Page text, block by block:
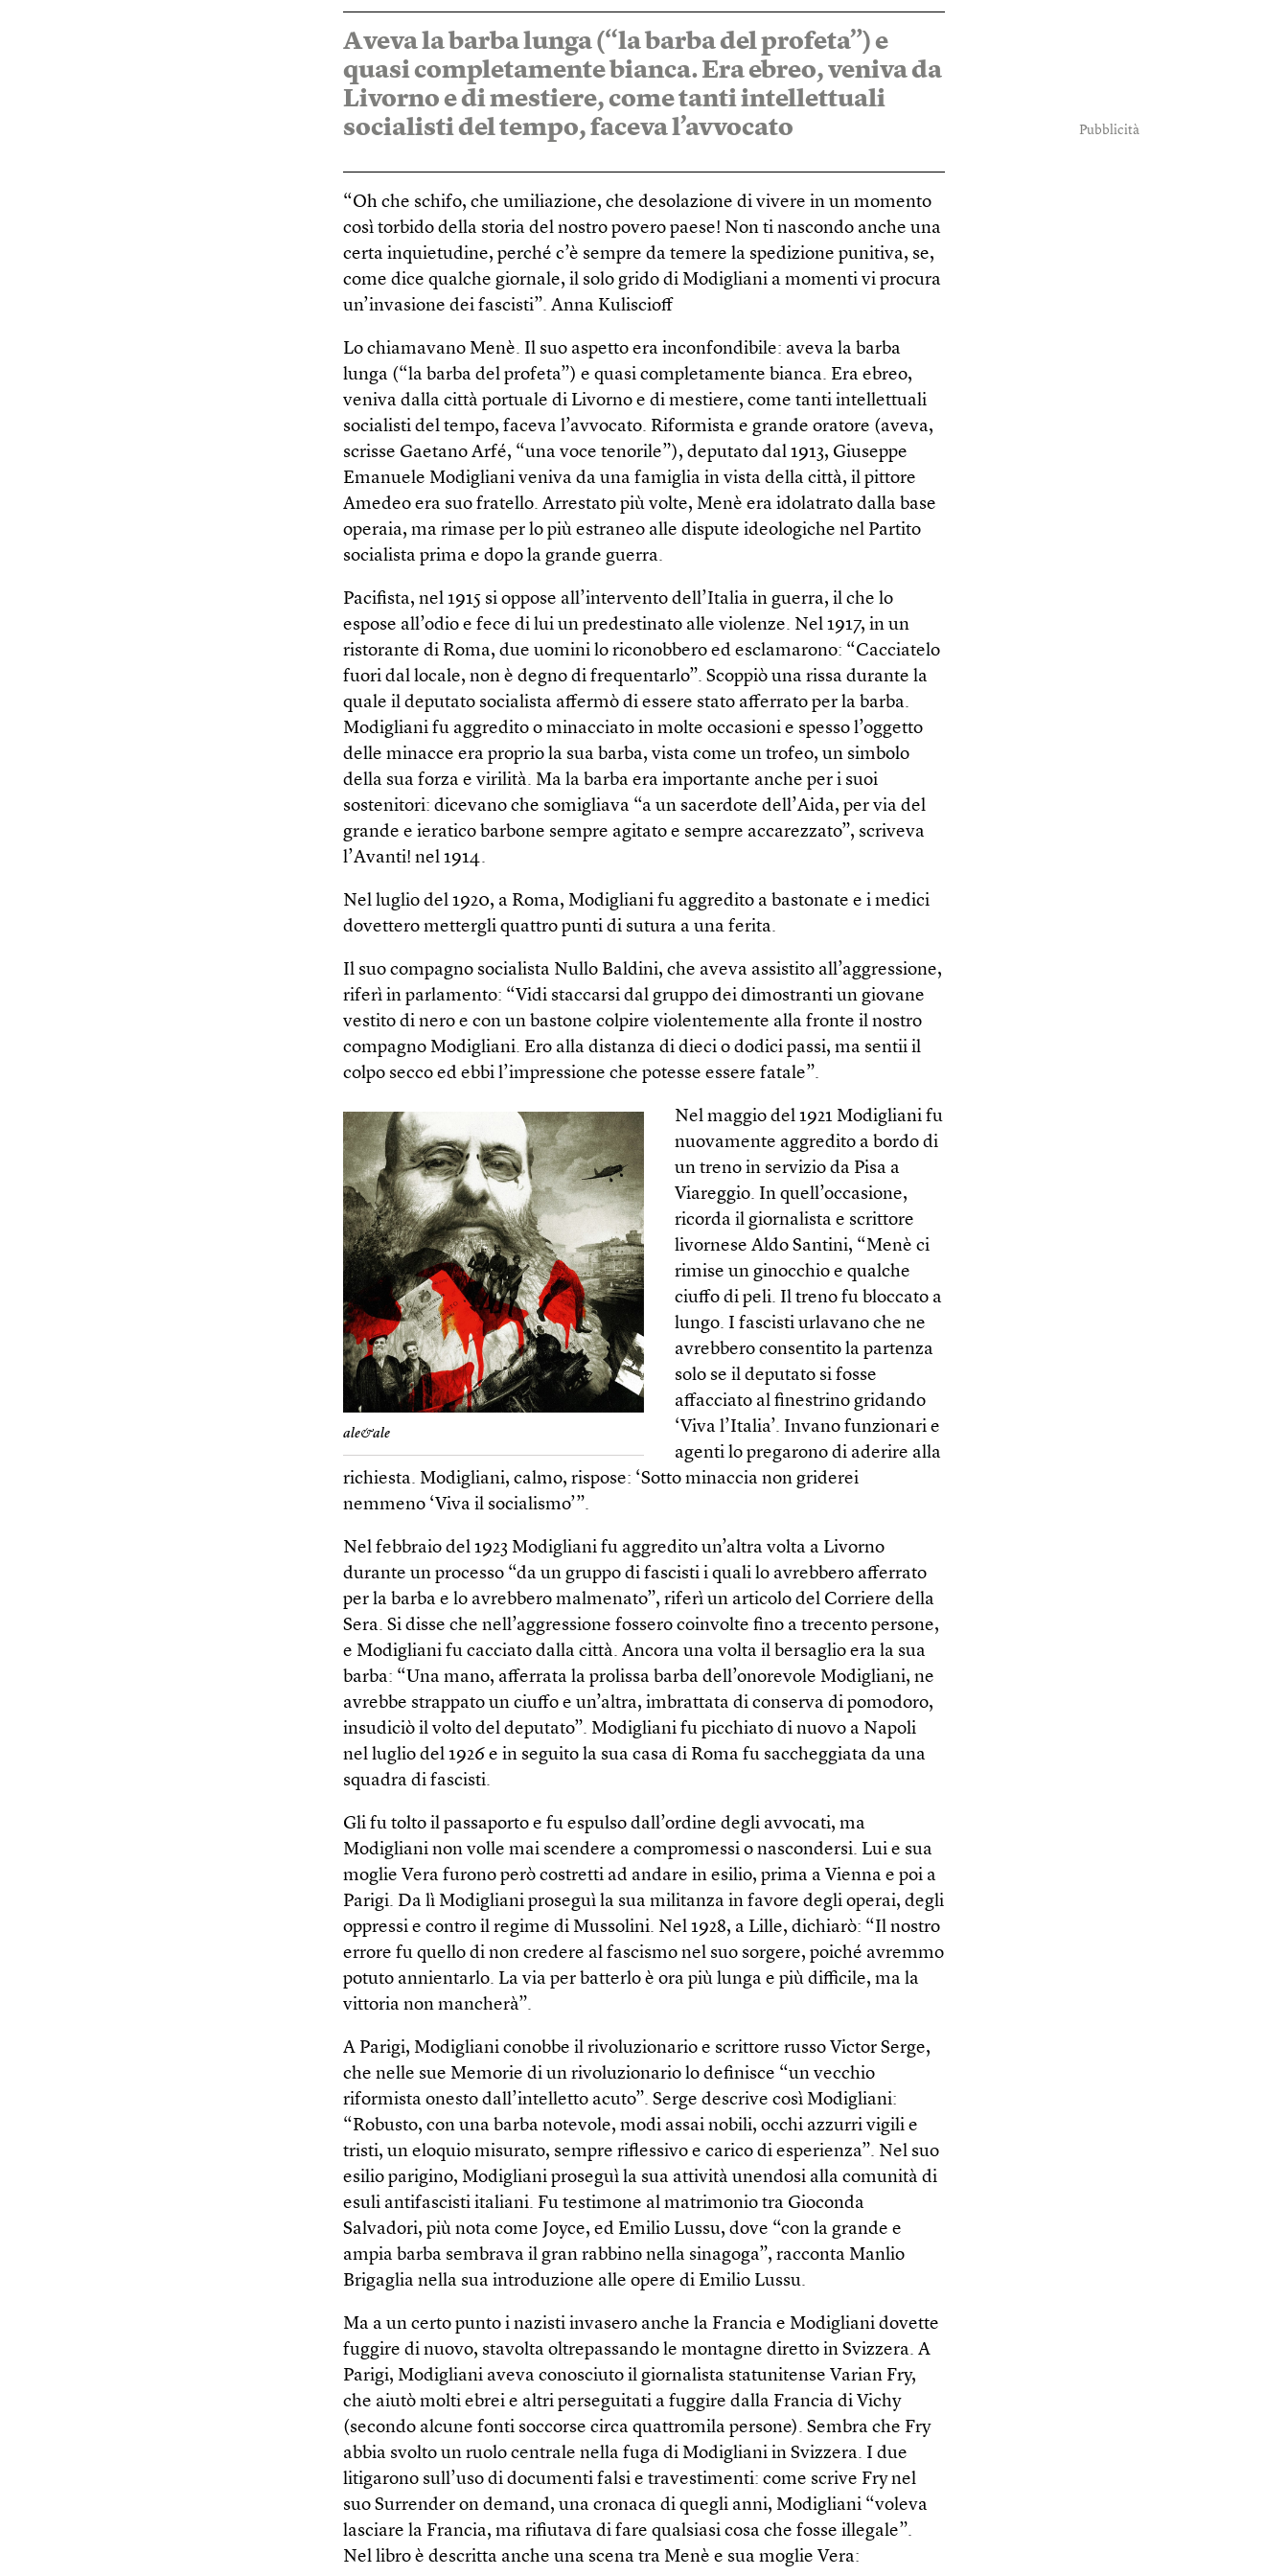
Aveva la barba lunga (“la barba del profeta”) e
quasi completamente bianca. Era ebreo, veniva da
Livorno e di mestiere, come tanti intellettuali
socialisti del tempo, faceva l’avvocato
“Oh che schifo, che umiliazione, che desolazione di vivere in un momento
così torbido della storia del nostro povero paese! Non ti nascondo anche una
certa inquietudine, perché c’è sempre da temere la spedizione punitiva, se,
come dice qualche giornale, il solo grido di Modigliani a momenti vi procura
un’invasione dei fascisti”. Anna Kuliscioff
Lo chiamavano Menè. Il suo aspetto era inconfondibile: aveva la barba
lunga (“la barba del profeta”) e quasi completamente bianca. Era ebreo,
veniva dalla città portuale di Livorno e di mestiere, come tanti intellettuali
socialisti del tempo, faceva l’avvocato. Riformista e grande oratore (aveva,
scrisse Gaetano Arfé, “una voce tenorile”), deputato dal 1913, Giuseppe
Emanuele Modigliani veniva da una famiglia in vista della città, il pittore
Amedeo era suo fratello. Arrestato più volte, Menè era idolatrato dalla base
operaia, ma rimase per lo più estraneo alle dispute ideologiche nel Partito
socialista prima e dopo la grande guerra.
Pacifista, nel 1915 si oppose all’intervento dell’Italia in guerra, il che lo
espose all’odio e fece di lui un predestinato alle violenze. Nel 1917, in un
ristorante di Roma, due uomini lo riconobbero ed esclamarono: “Cacciatelo
fuori dal locale, non è degno di frequentarlo”. Scoppiò una rissa durante la
quale il deputato socialista affermò di essere stato afferrato per la barba.
Modigliani fu aggredito o minacciato in molte occasioni e spesso l’oggetto
delle minacce era proprio la sua barba, vista come un trofeo, un simbolo
della sua forza e virilità. Ma la barba era importante anche per i suoi
sostenitori: dicevano che somigliava “a un sacerdote dell’Aida, per via del
grande e ieratico barbone sempre agitato e sempre accarezzato”, scriveva
l’Avanti! nel 1914.
Nel luglio del 1920, a Roma, Modigliani fu aggredito a bastonate e i medici
dovettero mettergli quattro punti di sutura a una ferita.
Il suo compagno socialista Nullo Baldini, che aveva assistito all’aggressione,
riferì in parlamento: “Vidi staccarsi dal gruppo dei dimostranti un giovane
vestito di nero e con un bastone colpire violentemente alla fronte il nostro
compagno Modigliani. Ero alla distanza di dieci o dodici passi, ma sentii il
colpo secco ed ebbi l’impressione che potesse essere fatale”.
ale&ale
Nel maggio del 1921 Modigliani fu
nuovamente aggredito a bordo di
un treno in servizio da Pisa a
Viareggio. In quell’occasione,
ricorda il giornalista e scrittore
livornese Aldo Santini, “Menè ci
rimise un ginocchio e qualche
ciuffo di peli. Il treno fu bloccato a
lungo. I fascisti urlavano che ne
avrebbero consentito la partenza
solo se il deputato si fosse
affacciato al finestrino gridando
‘Viva l’Italia’. Invano funzionari e
agenti lo pregarono di aderire alla
richiesta. Modigliani, calmo, rispose: ‘Sotto minaccia non griderei
nemmeno ‘Viva il socialismo’”.
Nel febbraio del 1923 Modigliani fu aggredito un’altra volta a Livorno
durante un processo “da un gruppo di fascisti i quali lo avrebbero afferrato
per la barba e lo avrebbero malmenato”, riferì un articolo del Corriere della
Sera. Si disse che nell’aggressione fossero coinvolte fino a trecento persone,
e Modigliani fu cacciato dalla città. Ancora una volta il bersaglio era la sua
barba: “Una mano, afferrata la prolissa barba dell’onorevole Modigliani, ne
avrebbe strappato un ciuffo e un’altra, imbrattata di conserva di pomodoro,
insudiciò il volto del deputato”. Modigliani fu picchiato di nuovo a Napoli
nel luglio del 1926 e in seguito la sua casa di Roma fu saccheggiata da una
squadra di fascisti.
Gli fu tolto il passaporto e fu espulso dall’ordine degli avvocati, ma
Modigliani non volle mai scendere a compromessi o nascondersi. Lui e sua
moglie Vera furono però costretti ad andare in esilio, prima a Vienna e poi a
Parigi. Da lì Modigliani proseguì la sua militanza in favore degli operai, degli
oppressi e contro il regime di Mussolini. Nel 1928, a Lille, dichiarò: “Il nostro
errore fu quello di non credere al fascismo nel suo sorgere, poiché avremmo
potuto annientarlo. La via per batterlo è ora più lunga e più difficile, ma la
vittoria non mancherà”.
A Parigi, Modigliani conobbe il rivoluzionario e scrittore russo Victor Serge,
che nelle sue Memorie di un rivoluzionario lo definisce “un vecchio
riformista onesto dall’intelletto acuto”. Serge descrive così Modigliani:
“Robusto, con una barba notevole, modi assai nobili, occhi azzurri vigili e
tristi, un eloquio misurato, sempre riflessivo e carico di esperienza”. Nel suo
esilio parigino, Modigliani proseguì la sua attività unendosi alla comunità di
esuli antifascisti italiani. Fu testimone al matrimonio tra Gioconda
Salvadori, più nota come Joyce, ed Emilio Lussu, dove “con la grande e
ampia barba sembrava il gran rabbino nella sinagoga”, racconta Manlio
Brigaglia nella sua introduzione alle opere di Emilio Lussu.
Ma a un certo punto i nazisti invasero anche la Francia e Modigliani dovette
fuggire di nuovo, stavolta oltrepassando le montagne diretto in Svizzera. A
Parigi, Modigliani aveva conosciuto il giornalista statunitense Varian Fry,
che aiutò molti ebrei e altri perseguitati a fuggire dalla Francia di Vichy
(secondo alcune fonti soccorse circa quattromila persone). Sembra che Fry
abbia svolto un ruolo centrale nella fuga di Modigliani in Svizzera. I due
litigarono sull’uso di documenti falsi e travestimenti: come scrive Fry nel
suo Surrender on demand, una cronaca di quegli anni, Modigliani “voleva
lasciare la Francia, ma rifiutava di fare qualsiasi cosa che fosse illegale”.
Nel libro è descritta anche una scena tra Menè e sua moglie Vera:
Pubblicità